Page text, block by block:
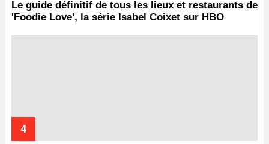
Le guide définitif de tous les lieux et restaurants de
'Foodie Love', la série Isabel Coixet sur HBO